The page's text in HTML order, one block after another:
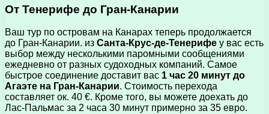
От Тенерифе до Гран-Канарии
Ваш тур по островам на Канарах теперь продолжается
до Гран-Канарии. из Санта-Крус-де-Тенерифе у вас есть
выбор между несколькими паромными сообщениями
ежедневно от разных судоходных компаний. Самое
быстрое соединение доставит вас 1 час 20 минут до
Агаэте на Гран-Канарии. Стоимость перехода
составляет ок. 40 €. Кроме того, вы можете доехать до
Лас-Пальмас за 2 часа 30 минут примерно за 35 евро.